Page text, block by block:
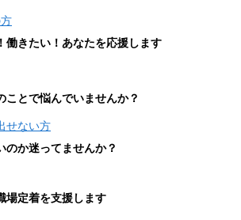
働きたい！あなたを応援します
ことで悩んでいませんか？
せない方
のか迷ってませんか？
場定着を支援します